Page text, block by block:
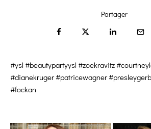
Partager
#ysl #beautypartyysl #zoekravitz
#dianekruger #patricewagner
#fockan